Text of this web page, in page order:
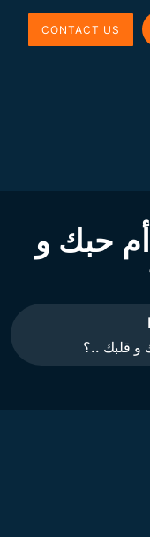
CONTACT US
حبك و
و قلبك ..؟